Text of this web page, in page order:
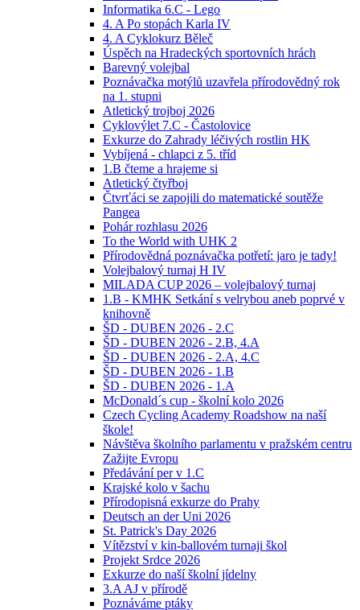
Informatika 6.C - Lego
4. A Po stopách Karla IV
4. A Cyklokurz Běleč
Úspěch na Hradeckých sportovních hrách
Barevný volejbal
Poznávačka motýlů uzavřela přírodovědný rok
na 1. stupni
Atletický trojboj 2026
Cyklovýlet 7.C - Častolovice
Exkurze do Zahrady léčivých rostlin HK
Vybíjená - chlapci z 5. tříd
1.B čteme a hrajeme si
Atletický čtyřboj
Čtvrťáci se zapojili do matematické soutěže
Pangea
Pohár rozhlasu 2026
To the World with UHK 2
Přírodovědná poznávačka potřetí: jaro je tady!
Volejbalový turnaj H IV
MILADA CUP 2026 – volejbalový turnaj
1.B - KMHK Setkání s velrybou aneb poprvé v
knihovně
ŠD - DUBEN 2026 - 2.C
ŠD - DUBEN 2026 - 2.B, 4.A
ŠD - DUBEN 2026 - 2.A, 4.C
ŠD - DUBEN 2026 - 1.B
ŠD - DUBEN 2026 - 1.A
McDonald´s cup - školní kolo 2026
Czech Cycling Academy Roadshow na naší
škole!
Návštěva školního parlamentu v pražském centru
Zažijte Evropu
Předávání per v 1.C
Krajské kolo v šachu
Přírodopisná exkurze do Prahy
Deutsch an der Uni 2026
St. Patrick's Day 2026
Vítězství v kin-ballovém turnaji škol
Projekt Srdce 2026
Exkurze do naší školní jídelny
3.A AJ v přírodě
Poznáváme ptáky